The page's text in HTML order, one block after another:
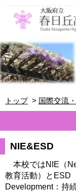
トップ 国際交流
NIE&ESD
本校ではNIE（
教育活動）とESD
Development：持